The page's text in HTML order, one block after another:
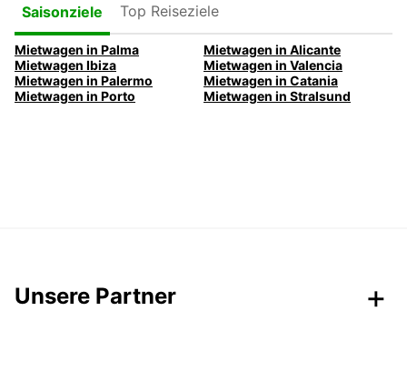
Saisonziele
Top Reiseziele
Mietwagen in Palma
Mietwagen in Alicante
Mietwagen Ibiza
Mietwagen in Valencia
Mietwagen in Palermo
Mietwagen in Catania
Mietwagen in Porto
Mietwagen in Stralsund
Unsere Partner